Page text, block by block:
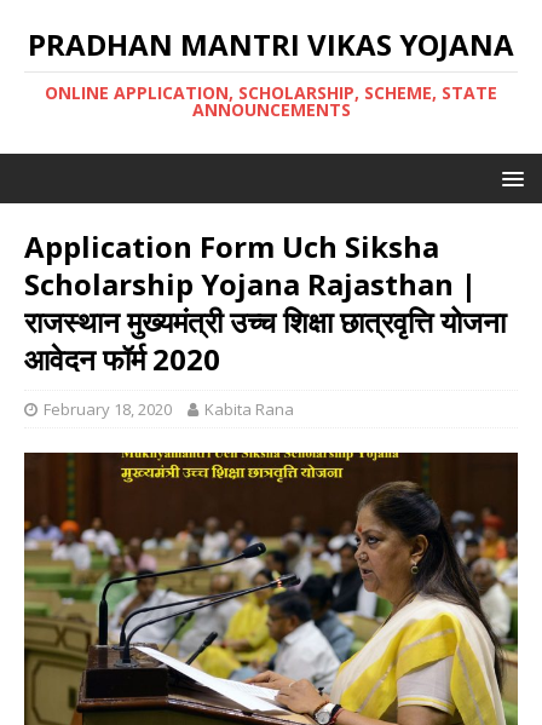
PRADHAN MANTRI VIKAS YOJANA
ONLINE APPLICATION, SCHOLARSHIP, SCHEME, STATE
ANNOUNCEMENTS
Application Form Uch Siksha
Scholarship Yojana Rajasthan |
राजस्थान मुख्यमंत्री उच्च शिक्षा छात्रवृत्ति योजना
आवेदन फॉर्म 2020
February 18, 2020 Kabita Rana